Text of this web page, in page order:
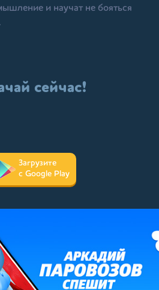
центре внимания!
с 27.10.2018
и научат не бояться
сейчас!
Загрузите
с Google Play